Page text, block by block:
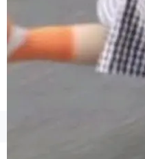
rawshaw 给出了两个 prompt
某个软件的源码，在本地构建